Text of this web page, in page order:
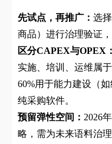
先试点，再推广： 选
商品）进行治理验证
区分CAPEX与OPEX：
实施、培训、运维属
60%用于能力建设（
纯采购软件。
预留弹性空间： 2026
略，需为未来语料治